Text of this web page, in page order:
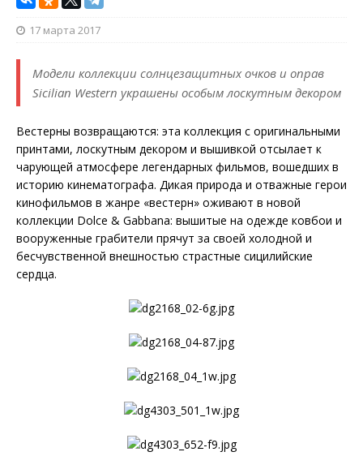
17 марта 2017
Модели коллекции солнцезащитных очков и оправ
Sicilian Western украшены особым лоскутным декором
Вестерны возвращаются: эта коллекция с оригинальными
принтами, лоскутным декором и вышивкой отсылает к
чарующей атмосфере легендарных фильмов, вошедших в
историю кинематографа. Дикая природа и отважные герои
кинофильмов в жанре «вестерн» оживают в новой
коллекции Dolce & Gabbana: вышитые на одежде ковбои и
вооруженные грабители прячут за своей холодной и
бесчувственной внешностью страстные сицилийские
сердца.